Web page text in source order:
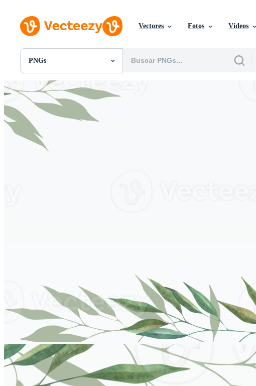
Vectores Fotos Vídeos
PNGs
Todas Imágenes
Fotos
PNGs
PSDs
SVGs
Vectores
Videos